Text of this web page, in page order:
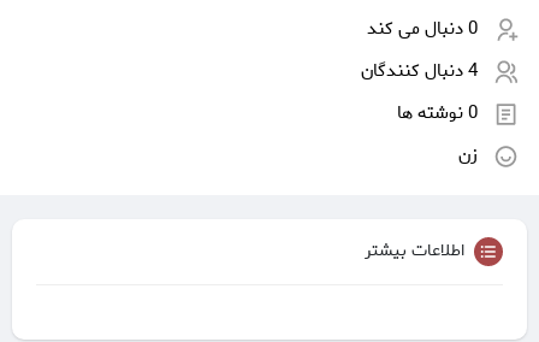
0 دنبال می کند
4 دنبال کنندگان
0 نوشته ها
زن
اطلاعات بیشتر